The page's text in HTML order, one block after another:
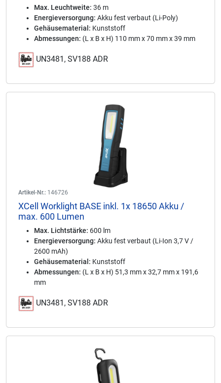
Max. Leuchtweite: 36 m
Energieversorgung: Akku fest verbaut (Li-Poly)
Gehäusematerial: Kunststoff
Abmessungen: (L x B x H) 110 mm x 70 mm x 39 mm
UN3481, SV188 ADR
Artikel-Nr.: 146726
XCell Worklight BASE inkl. 1x 18650 Akku /
max. 600 Lumen
Max. Lichtstärke: 600 lm
Energieversorgung: Akku fest verbaut (Li-Ion 3,7 V /
2600 mAh)
Gehäusematerial: Kunststoff
Abmessungen: (L x B x H) 51,3 mm x 32,7 mm x 191,6
mm
UN3481, SV188 ADR